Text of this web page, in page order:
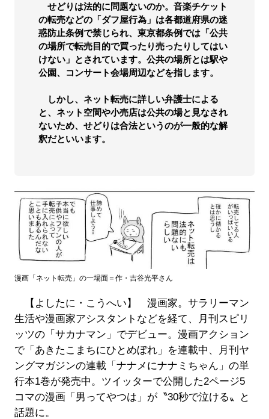
せどりは法的に問題ないのか。音楽チケット
の転売などの「ダフ屋行為」は各都道府県の迷
惑防止条例で禁じられ、東京都条例では「公共
の場所で転売目的で買ったり売ったりしてはい
けない」とされています。公共の場所とは駅や
公園、コンサート会場周辺などを指します。
しかし、ネット転売に詳しい弁護士による
と、ネット空間や小売店は公共の場と見なされ
ないため、せどりは合法というのが一般的な解
釈だといいます。
漫画「ネット転売」の一場面＝作・吉谷光平さん
【よしたに・こうへい】 漫画家。サラリーマン
生活や漫画家アシスタントなどを経て、月刊スピリ
ッツの「サカナマン」でデビュー。漫画アクション
で「あきたこまちにひとめぼれ」を連載中、月刊ヤ
ングマガジンの連載「ナナメにナナミちゃん」の単
行本1巻が発売中。ツイッターで公開した2ページ5
コマの漫画「男ってやつは」が〝30秒で泣ける〟と
話題に。